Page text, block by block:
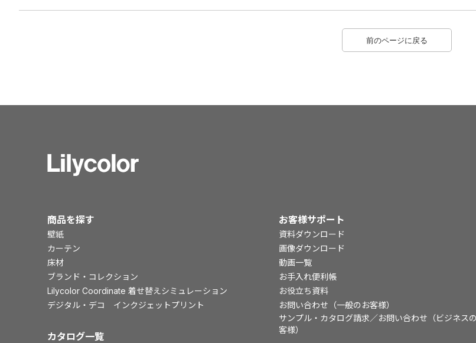
前のページに戻る
商品を探す
壁紙
カーテン
床材
ブランド・コレクション
Lilycolor Coordinate 着せ替えシミュレーション
デジタル・デコ インクジェットプリント
カタログ一覧
お客様サポート
資料ダウンロード
画像ダウンロード
動画一覧
お手入れ便利帳
お役立ち資料
お問い合わせ（一般のお客様）
サンプル・カタログ請求／お問い合わせ（ビジネス
客様）